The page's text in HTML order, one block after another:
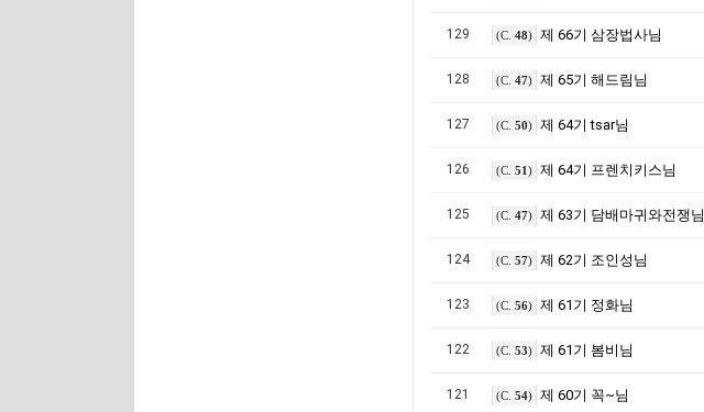
129 (C. 48) 제 66기 삼장법사님
128 (C. 47) 제 65기 해드림님
127 (C. 50) 제 64기 tsar님
126 (C. 51) 제 64기 프렌치키스님
125 (C. 47) 제 63기 담배마귀와전쟁님
124 (C. 57) 제 62기 조인성님
123 (C. 56) 제 61기 정화님
122 (C. 53) 제 61기 봄비님
121 (C. 54) 제 60기 꼭~님